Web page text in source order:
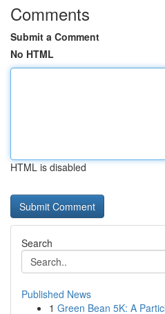
Comments
Submit a Comment
No HTML
HTML is disabled
Search
Published News
1 Green Bean 5K: A